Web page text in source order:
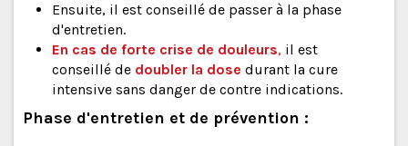
Ensuite, il est conseillé de passer à la phase
d'entretien.
En cas de forte crise de douleurs, il est
conseillé de doubler la dose durant la cure
intensive sans danger de contre indications.
Phase d'entretien et de prévention :